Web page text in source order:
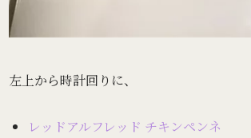
左上から時計回りに、
レッドアルフレッド チキンペンネ